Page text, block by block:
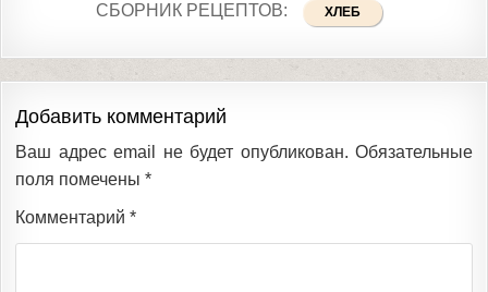
СБОРНИК РЕЦЕПТОВ: ХЛЕБ
Добавить комментарий
Ваш адрес email не будет опубликован. Обязательные
поля помечены *
Комментарий *